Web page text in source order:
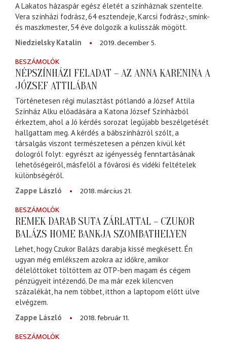
A Lakatos házaspár egész életét a színháznak szentelte.
Vera színházi fodrász, 64 esztendeje, Karcsi fodrász-, smink-
és maszkmester, 54 éve dolgozik a kulisszák mögött.
Niedzielsky Katalin
2019. december 5.
BESZÁMOLÓK
NÉPSZÍNHÁZI FELADAT – AZ ANNA KARENINA A
JÓZSEF ATTILÁBAN
Történetesen régi mulasztást pótlandó a József Attila
Színház Alku előadására a Katona József Színházból
érkeztem, ahol a Jó kérdés sorozat legújabb beszélgetését
hallgattam meg. A kérdés a bábszínházról szólt, a
társalgás viszont természetesen a pénzen kívül két
dologról folyt: egyrészt az igényesség fenntartásának
lehetőségeiről, másfelől a fővárosi és vidéki feltételek
különbségéről.
Zappe László
2018. március 21.
BESZÁMOLÓK
REMEK DARAB SUTA ZÁRLATTAL – CZUKOR
BALÁZS HOME BANKJA SZOMBATHELYEN
Lehet, hogy Czukor Balázs darabja kissé megkésett. Én
ugyan még emlékszem azokra az időkre, amikor
délelőttöket töltöttem az OTP-ben magam és cégem
pénzügyeit intézendő. De ma már ezek kilencven
százalékát, ha nem többet, itthon a laptopom előtt ülve
elvégzem.
Zappe László
2018. február 11.
BESZÁMOLÓK